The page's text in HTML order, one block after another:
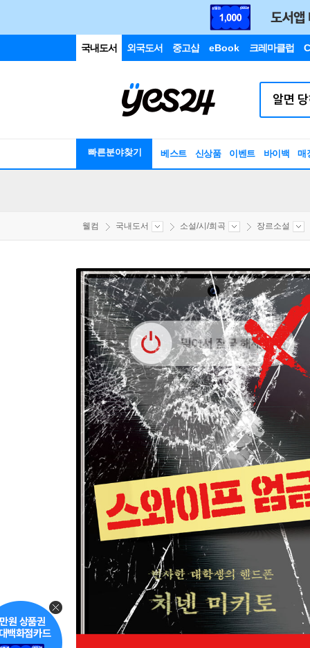
국내도서 외국도서 중고샵 eBook 크레마클럽
빠른분야찾기 베스트 신상품 이벤트 바이백 매
웰컴 국내도서 소설/시/희곡 장르소설